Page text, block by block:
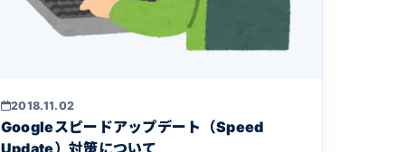
2018.11.02
Googleスピードアップデート（Speed